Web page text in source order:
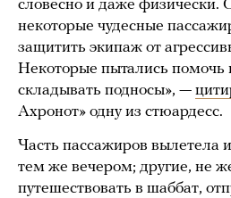
словесно и даже физически.
некоторые чудесные
защитить экипаж от
Некоторые пытались помочь
складывать подносы», —
Ахронот» одну из стюардесс.
Часть пассажиров вылетела
тем же вечером; другие, не
путешествовать в шаббат,